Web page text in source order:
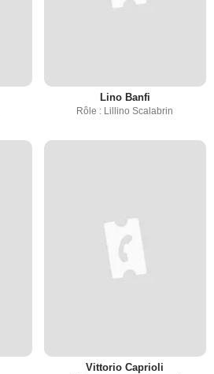
Lino Banfi
Rôle : Lillino Scalabrin
Vittorio Caprioli